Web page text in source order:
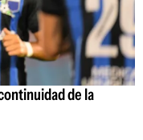
de la